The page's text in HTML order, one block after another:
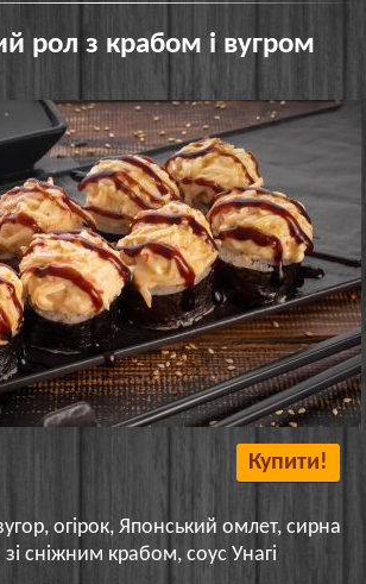
рол з крабом і вугром
Купити!
огірок, Японський омлет, сирна
сніжним крабом, соус Унагі